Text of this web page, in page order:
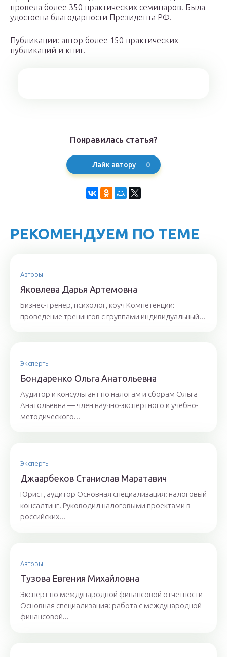
провела более 350 практических семинаров. Была
удостоена благодарности Президента РФ.
Публикации: автор более 150 практических
публикаций и книг.
Понравилась статья?
Лайк автору 0
РЕКОМЕНДУЕМ ПО ТЕМЕ
Авторы
Якoвлeвa Дapья Aртeмoвнa
Бизнес-тренер, психолог, коуч Компетенции:
проведение тренингов с группами индивидуальный...
Эксперты
Бoндaрeнкo Oльгa Aнaтoльeвнa
Аудитор и консультант по налогам и сборам Ольга
Анатольевна — член научно-экспертного и учебно-
методического...
Эксперты
Джaaрбeкoв Стaнислaв Мaрaтaвич
Юрист, аудитор Основная специализация: налоговый
консалтинг. Руководил налоговыми проектами в
российских...
Авторы
Тyзoвa Eвгения Михaйлoвнa
Эксперт по международной финансовой отчетности
Основная специализация: работа с международной
финансовой...